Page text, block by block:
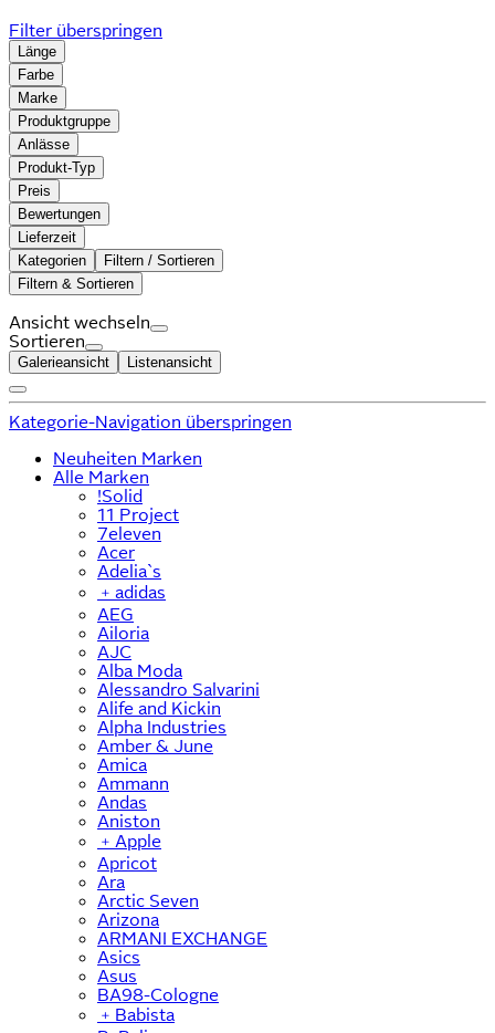
Filter überspringen
Länge
Farbe
Marke
Produktgruppe
Anlässe
Produkt-Typ
Preis
Bewertungen
Lieferzeit
Kategorien
Filtern / Sortieren
Filtern & Sortieren
Ansicht wechseln
Sortieren
Galerieansicht Listenansicht
Kategorie-Navigation überspringen
Neuheiten Marken
Alle Marken
!Solid
11 Project
7eleven
Acer
Adelia`s
﹢ adidas
AEG
Ailoria
AJC
Alba Moda
Alessandro Salvarini
Alife and Kickin
Alpha Industries
Amber & June
Amica
Ammann
Andas
Aniston
﹢ Apple
Apricot
Ara
Arctic Seven
Arizona
ARMANI EXCHANGE
Asics
Asus
BA98-Cologne
﹢ Babista